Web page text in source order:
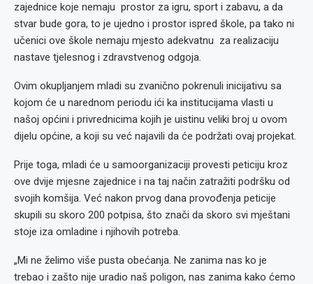
zajednice koje nemaju prostor za igru, sport i zabavu, a da
stvar bude gora, to je ujedno i prostor ispred škole, pa tako ni
učenici ove škole nemaju mjesto adekvatnu za realizaciju
nastave tjelesnog i zdravstvenog odgoja.
Ovim okupljanjem mladi su zvanično pokrenuli inicijativu sa
kojom će u narednom periodu ići ka institucijama vlasti u
našoj općini i privrednicima kojih je uistinu veliki broj u ovom
dijelu općine, a koji su već najavili da će podržati ovaj projekat.
Prije toga, mladi će u samoorganizaciji provesti peticiju kroz
ove dvije mjesne zajednice i na taj način zatražiti podršku od
svojih komšija. Već nakon prvog dana provođenja peticije
skupili su skoro 200 potpisa, što znači da skoro svi mještani
stoje iza omladine i njihovih potreba.
„Mi ne želimo više pusta obećanja. Ne zanima nas ko je
trebao i zašto nije uradio naš poligon, nas zanima kako ćemo